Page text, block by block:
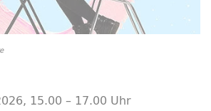
15.00 – 17.00 Uhr